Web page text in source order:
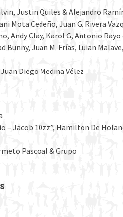
Justin Quiles & Alejandro
Mota Cedeño, Juan G. Rivera
Andy Clay, Karol G, Antonio
Bunny, Juan M. Frías, Luian
Diego Medina Vélez
– Jacob 10zz”, Hamilton De
Pascoal & Grupo